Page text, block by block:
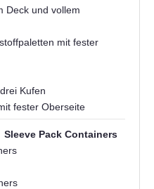
Deck und vollem
mit fester
Kufen
fester Oberseite
Sleeve Pack Containers